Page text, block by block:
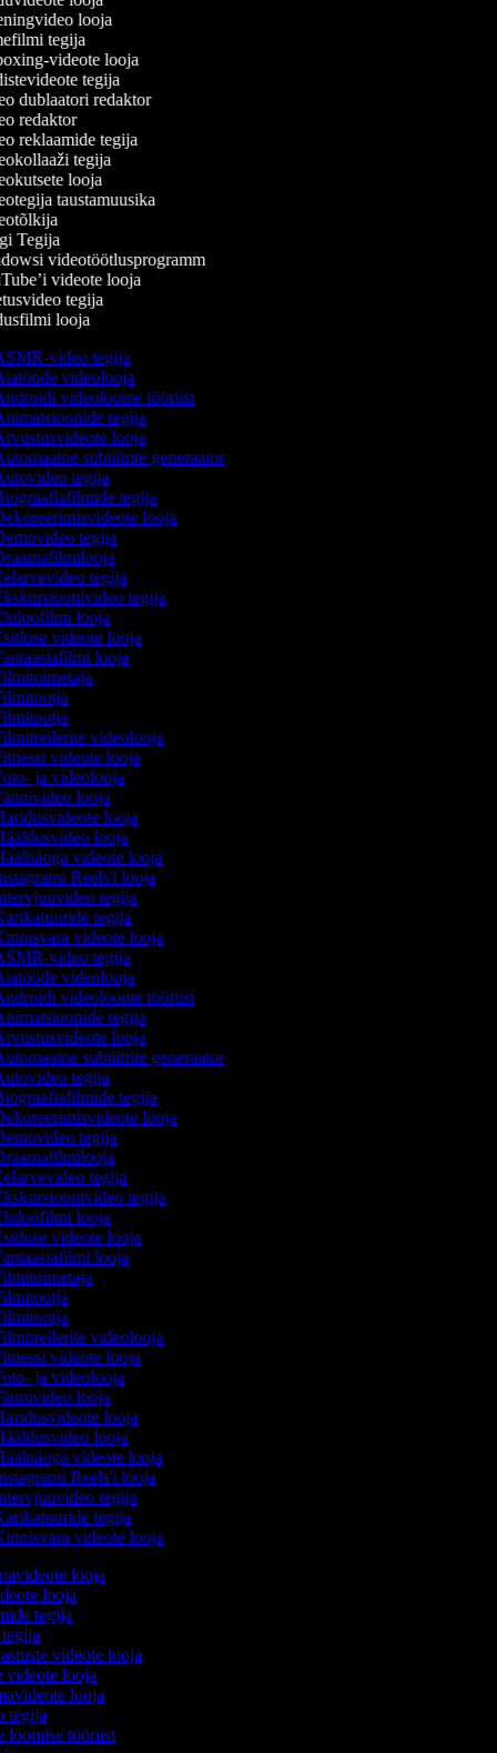
looja
tegija
videote looja
tegija
dublaatori redaktor
redaktor
reklaamide tegija
tegija
looja
taustamuusika
Tegija
videotöötlusprogramm
videote looja
tegija
looja
video tegija
videolooja
videoloome tööriist
tegija
looja
subtiitrite generaator
tegija
tegija
looja
tegija
tegija
tegija
looja
videote looja
looja
videolooja
videote looja
ja videolooja
looja
looja
looja
videote looja
Reels'i looja
tegija
tegija
videote looja
video tegija
videolooja
videoloome tööriist
tegija
looja
subtiitrite generaator
tegija
tegija
looja
tegija
tegija
tegija
looja
videote looja
looja
videolooja
videote looja
ja videolooja
looja
looja
looja
videote looja
Reels'i looja
tegija
tegija
videote looja
looja
looja
tegija
videote looja
videote looja
looja
tegija
loomise tööriist